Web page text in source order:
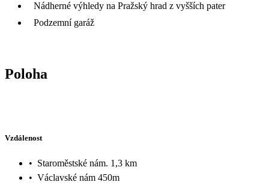
Nádherné výhledy na Pražský hrad z vyšších pater
Podzemní garáž
Poloha
Vzdálenost
• Staroměstské nám. 1,3 km
• Václavské nám 450m